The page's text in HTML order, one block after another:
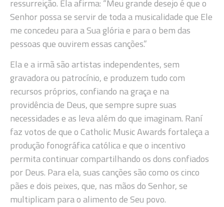
ressurreição. Ela afirma: “Meu grande desejo é que o
Senhor possa se servir de toda a musicalidade que Ele
me concedeu para a Sua glória e para o bem das
pessoas que ouvirem essas canções.”
Ela e a irmã são artistas independentes, sem
gravadora ou patrocínio, e produzem tudo com
recursos próprios, confiando na graça e na
providência de Deus, que sempre supre suas
necessidades e as leva além do que imaginam. Raní
faz votos de que o Catholic Music Awards fortaleça a
produção fonográfica católica e que o incentivo
permita continuar compartilhando os dons confiados
por Deus. Para ela, suas canções são como os cinco
pães e dois peixes, que, nas mãos do Senhor, se
multiplicam para o alimento de Seu povo.